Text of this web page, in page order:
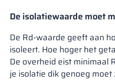
De isolatiewaarde moet
De Rd-waarde geeft aan
isoleert. Hoe hoger het
De overheid eist minimaal
je isolatie dik genoeg